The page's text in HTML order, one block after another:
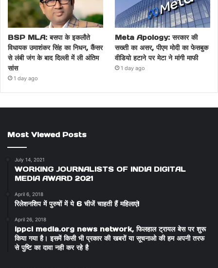
BSP MLA: बसपा के इकलौते
विधायक उमाशंकर सिंह का निधन, कैंसर
से लंबी जंग के बाद दिल्ली में ली अंतिम
सांस
1 day ago
Meta Apology: सरकार की
सख्ती का असर, पीएम मोदी का फेसबुक
वीडियो हटाने पर मेटा ने मांगी माफी
1 day ago
Most Viewed Posts
July 14, 2021
WORKING JOURNALISTS OF INDIA DIGITAL
MEDIA AWARD 2021
April 6, 2018
रिलेशनशिप में पुरुषों में ये 6 चीजें चाहती हैं महिलाएं!
April 26, 2018
ippci media.org news network, फिलहाल ट्रायल बेस पर शुरू
किया गया है। इसमें किसी भी प्रकार की खबरों या सूचनाओ की हम अपनी तरफ
से पुष्टि का दावा नही कर रहे है